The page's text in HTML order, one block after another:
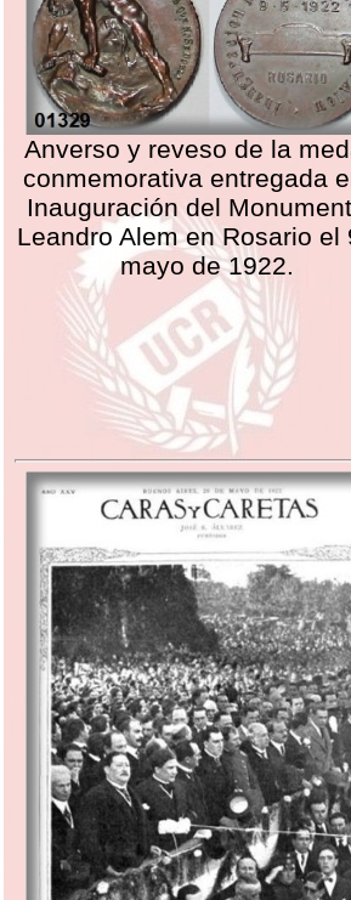
Anverso y reveso de la
conmemorativa entregada
Inauguración del
Leandro Alem en Rosario el
mayo de 1922.